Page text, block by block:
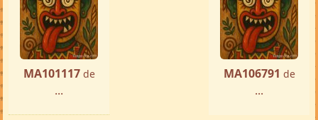
MA101117 de
...
MA106791 de
...